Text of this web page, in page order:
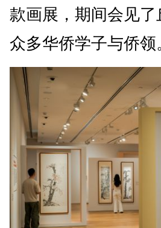
款画展，期间会见
众多华侨学子与侨领